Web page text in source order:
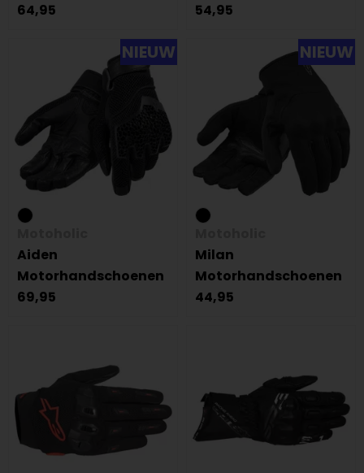
64,95
54,95
NIEUW
Aiden
Motorhandschoenen
69,95
NIEUW
Milan
Motorhandschoenen
44,95